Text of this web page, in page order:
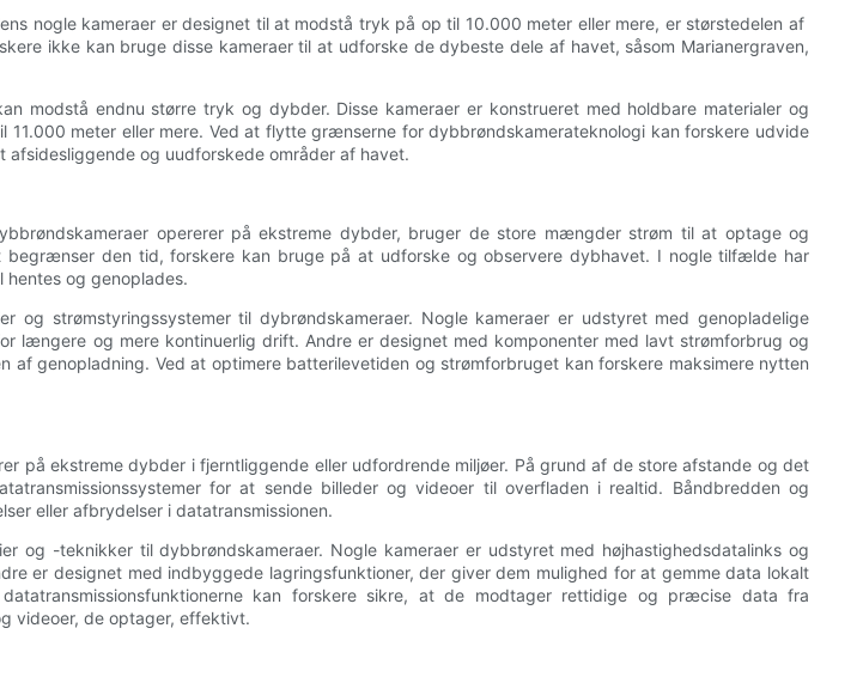
nogle kameraer er designet til at modstå tryk på op til 10.000 meter eller mere, er størstedelen af
ikke kan bruge disse kameraer til at udforske de dybeste dele af havet, såsom Marianergraven,
modstå endnu større tryk og dybder. Disse kameraer er konstrueret med holdbare materialer og
meter eller mere. Ved at flytte grænserne for dybbrøndskamerateknologi kan forskere udvide
og uudforskede områder af havet.
opererer på ekstreme dybder, bruger de store mængder strøm til at optage og
den tid, forskere kan bruge på at udforske og observere dybhavet. I nogle tilfælde har
og genoplades.
strømstyringssystemer til dybrøndskameraer. Nogle kameraer er udstyret med genopladelige
længere og mere kontinuerlig drift. Andre er designet med komponenter med lavt strømforbrug og
​​genopladning. Ved at optimere batterilevetiden og strømforbruget kan forskere maksimere nytten
på ekstreme dybder i fjerntliggende eller udfordrende miljøer. På grund af de store afstande og det
for at sende billeder og videoer til overfladen i realtid. Båndbredden og
eller afbrydelser i datatransmissionen.
og -teknikker til dybbrøndskameraer. Nogle kameraer er udstyret med højhastighedsdatalinks og
er designet med indbyggede lagringsfunktioner, der giver dem mulighed for at gemme data lokalt
kan forskere sikre, at de modtager rettidige og præcise data fra
videoer, de optager, effektivt.